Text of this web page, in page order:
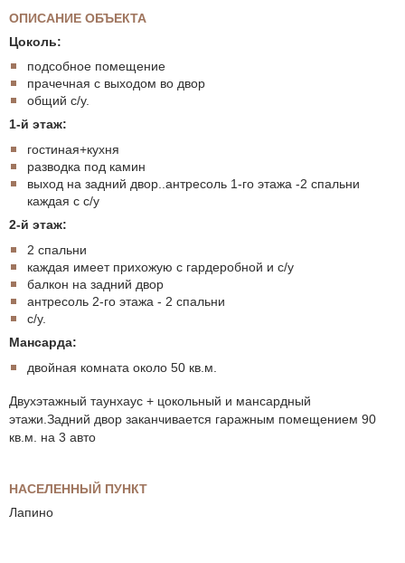
ОПИСАНИЕ ОБЪЕКТА
Цоколь:
подсобное помещение
прачечная с выходом во двор
общий с/у.
1-й этаж:
гостиная+кухня
разводка под камин
выход на задний двор..антресоль 1-го этажа -2 спальни
каждая с с/у
2-й этаж:
2 спальни
каждая имеет прихожую с гардеробной и с/у
балкон на задний двор
антресоль 2-го этажа - 2 спальни
с/у.
Мансарда:
двойная комната около 50 кв.м.
Двухэтажный таунхаус + цокольный и мансардный
этажи.Задний двор заканчивается гаражным помещением 90
кв.м. на 3 авто
НАСЕЛЕННЫЙ ПУНКТ
Лапино